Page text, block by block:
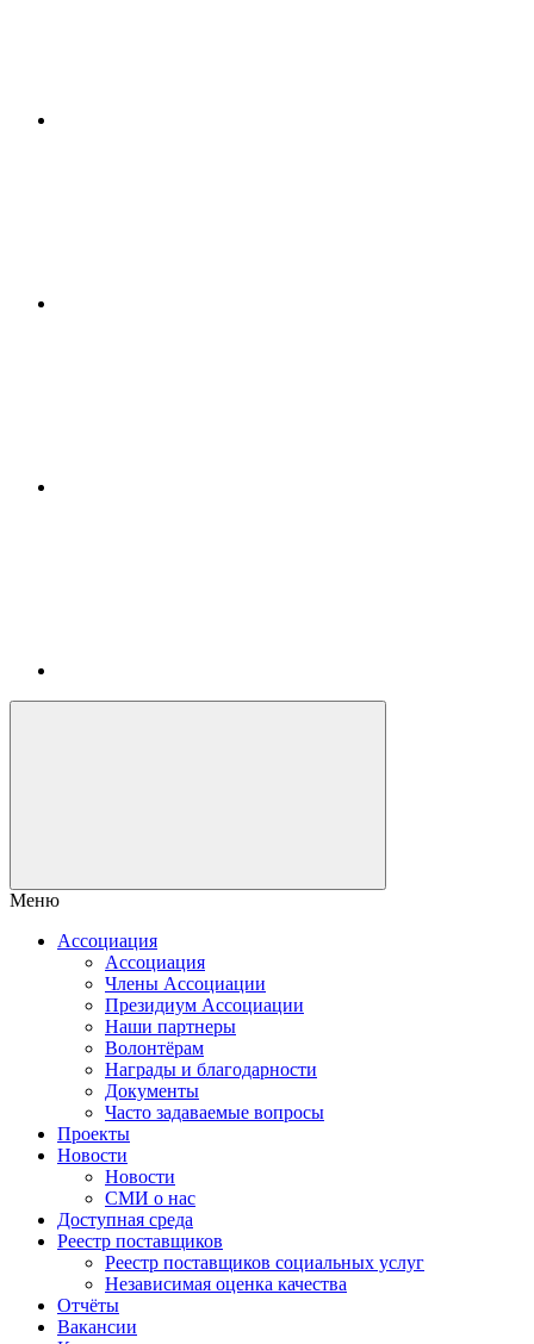
Меню
Ассоциация
Ассоциация
Члены Ассоциации
Президиум Ассоциации
Наши партнеры
Волонтёрам
Награды и благодарности
Документы
Часто задаваемые вопросы
Проекты
Новости
Новости
СМИ о нас
Доступная среда
Реестр поставщиков
Реестр поставщиков социальных услуг
Независимая оценка качества
Отчёты
Вакансии